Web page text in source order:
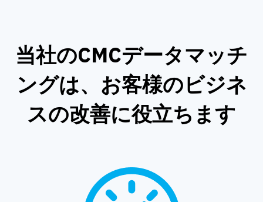
当社のCMCデータマッチ
ングは、お客様のビジネ
スの改善に役立ちます